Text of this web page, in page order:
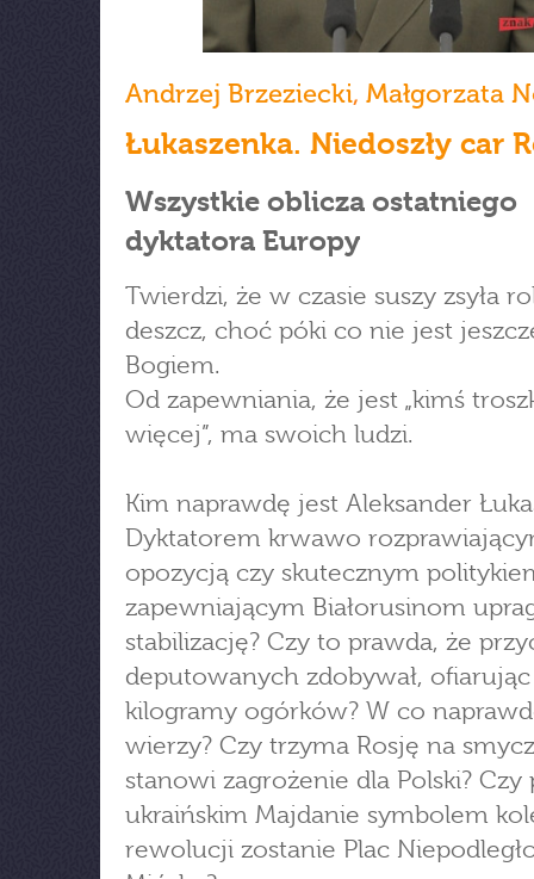
Andrzej Brzeziecki, Małgorzata
Łukaszenka. Niedoszły car
Wszystkie oblicza ostatniego
dyktatora Europy
Twierdzi, że w czasie suszy zsyła
deszcz, choć póki co nie jest
Bogiem.
Od zapewniania, że jest „kimś
więcej”, ma swoich ludzi.
Kim naprawdę jest Aleksander
Dyktatorem krwawo
opozycją czy skutecznym
zapewniającym Białorusinom
stabilizację? Czy to prawda, że
deputowanych zdobywał,
kilogramy ogórków? W co
wierzy? Czy trzyma Rosję na
stanowi zagrożenie dla Polski? Czy
ukraińskim Majdanie symbolem
rewolucji zostanie Plac